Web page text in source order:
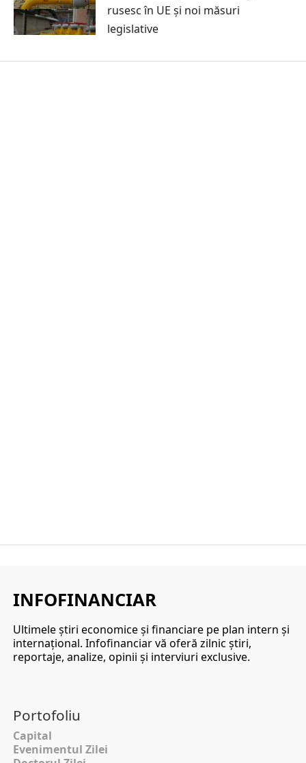
rusesc în UE și noi măsuri
legislative
INFOFINANCIAR
Ultimele ştiri economice şi financiare pe plan intern şi
internaţional. Infofinanciar vă oferă zilnic ştiri,
reportaje, analize, opinii şi interviuri exclusive.
Portofoliu
Capital
Evenimentul Zilei